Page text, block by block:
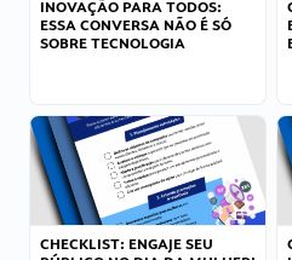
INOVAÇÃO PARA TODOS:
ESSA CONVERSA NÃO É SÓ
SOBRE TECNOLOGIA
CHECKLIST: ENGAJE SEU